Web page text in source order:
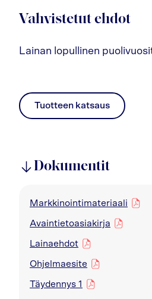
Vahvistetut ehdot
Lainan lopullinen
Tuotteen katsaus
pdf
Dokumentit
Markkinointimateriaali
pdf
Avaintietoasiakirja
pdf
Lainaehdot
pdf
Ohjelmaesite
pdf
Täydennys 1
pdf